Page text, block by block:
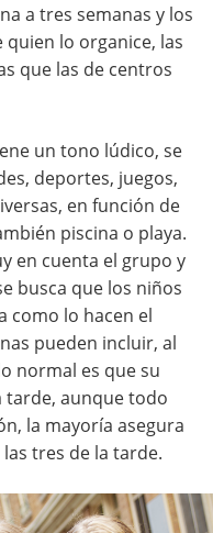
a tres semanas y los
lo organice, las
que las de centros
un tono lúdico, se
deportes, juegos,
en función de
piscina o playa.
en cuenta el grupo y
busca que los niños
como lo hacen el
pueden incluir, al
normal es que su
tarde, aunque todo
la mayoría asegura
tres de la tarde.